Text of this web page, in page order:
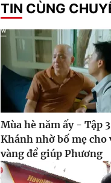
TIN CÙNG
Mùa hè năm ấy - Tập
Khánh nhờ bố mẹ cho
vàng để giúp Phương